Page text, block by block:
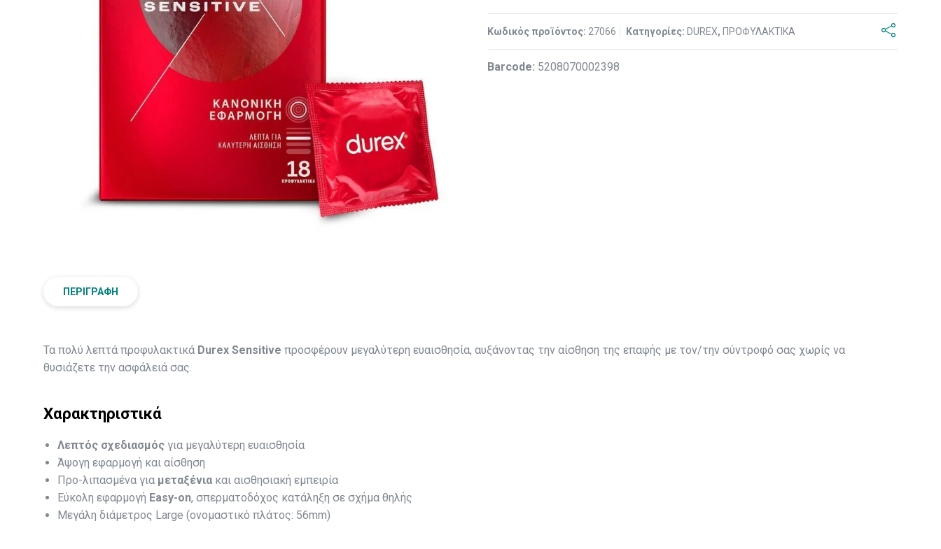
Κωδικός προϊόντος: 27066 Κατηγορίες: DUREX, ΠΡΟΦΥΛΑΚΤΙΚΑ
Βarcode: 5208070002398
ΠΕΡΙΓΡΑΦΉ
Τα πολύ λεπτά προφυλακτικά Durex Sensitive προσφέρουν μεγαλύτερη ευαισθησία, αυξάνοντας την αίσθηση της επαφής με τον/την σύντροφό σας χωρίς να
θυσιάζετε την ασφάλειά σας.
Χαρακτηριστικά
Λεπτός σχεδιασμός για μεγαλύτερη ευαισθησία
Άψογη εφαρμογή και αίσθηση
Προ-λιπασμένα για μεταξένια και αισθησιακή εμπειρία
Εύκολη εφαρμογή Easy-on, σπερματοδόχος κατάληξη σε σχήμα θηλής
Μεγάλη διάμετρος Large (oνομαστικό πλάτος: 56mm)